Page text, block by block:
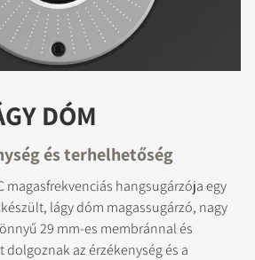
DÓM
és terhelhetőség
magasfrekvenciás hangsugárzója egy
lágy dóm magassugárzó, nagy
29 mm-es membránnal és
dolgoznak az érzékenység és a